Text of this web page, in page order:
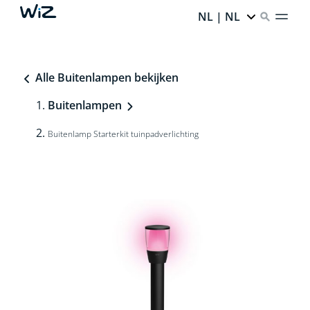
NL | NL
Alle Buitenlampen bekijken
Buitenlampen
Buitenlamp Starterkit tuinpadverlichting